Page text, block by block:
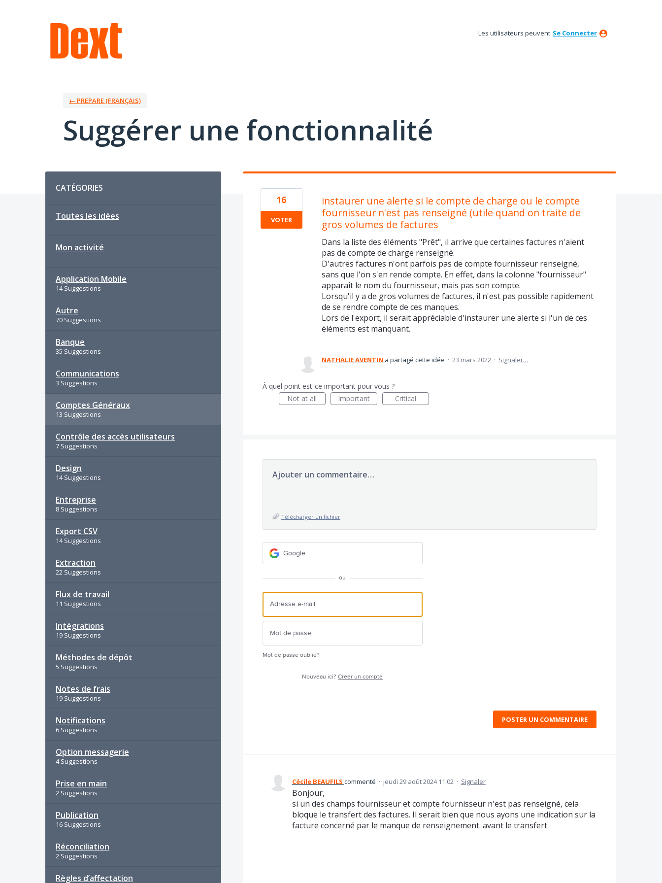
Les utilisateurs peuvent Se Connecter
← PREPARE (FRANÇAIS)
Suggérer une fonctionnalité
CATÉGORIES
Toutes les idées
Mon activité
Application Mobile
14 Suggestions
Autre
70 Suggestions
Banque
35 Suggestions
Communications
3 Suggestions
Comptes Généraux
13 Suggestions
Contrôle des accès utilisateurs
7 Suggestions
Design
14 Suggestions
Entreprise
8 Suggestions
Export CSV
14 Suggestions
Extraction
22 Suggestions
Flux de travail
11 Suggestions
Intégrations
19 Suggestions
Méthodes de dépôt
5 Suggestions
Notes de frais
19 Suggestions
Notifications
6 Suggestions
Option messagerie
4 Suggestions
Prise en main
2 Suggestions
Publication
16 Suggestions
Réconciliation
2 Suggestions
Règles d’affectation
instaurer une alerte si le compte de charge ou le compte
fournisseur n'est pas renseigné (utile quand on traite de
gros volumes de factures
Dans la liste des éléments "Prêt", il arrive que certaines factures n'aient
pas de compte de charge renseigné.
D'autres factures n'ont parfois pas de compte fournisseur renseigné,
sans que l'on s'en rende compte. En effet, dans la colonne "fournisseur"
apparaît le nom du fournisseur, mais pas son compte.
Lorsqu'il y a de gros volumes de factures, il n'est pas possible rapidement
de se rendre compte de ces manques.
Lors de l'export, il serait appréciable d'instaurer une alerte si l'un de ces
éléments est manquant.
16
VOTER
NATHALIE AVENTIN a partagé cette idée · 23 mars 2022 · Signaler…
À quel point est-ce important pour vous ?
Not at all
Important Critical
Ajouter un commentaire…
Télécharger un fichier
Google
ou
Mot de passe oublié?
Nouveau ici?Créer un compte
POSTER UN COMMENTAIRE
Cécile BEAUFILS commenté · jeudi 29 août 2024 11:02 · Signaler
Bonjour,
si un des champs fournisseur et compte fournisseur n'est pas renseigné, cela
bloque le transfert des factures. Il serait bien que nous ayons une indication sur la
facture concerné par le manque de renseignement. avant le transfert